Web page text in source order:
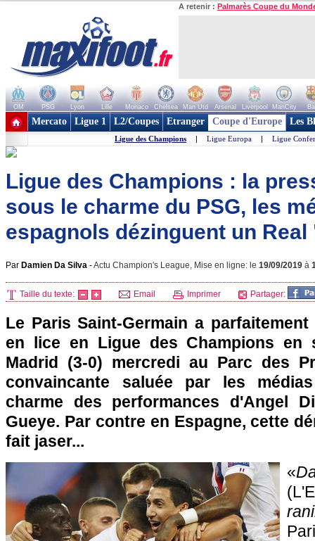
A retenir : Palmarès Coupe du
OM PSG Lyon Lille Monaco Chelsea Man Utd Arsenal Liverpool ManCity
+ de clubs
Mercato Ligue 1 L2/Coupes Etranger Coupe d'Europe Les
Ligue des Champions | Ligue Europa | Ligue
Ligue des Champions : la
sous le charme du PSG, les
espagnols dézinguent un
Par Damien Da Silva -Actu Champion's League, Mise en ligne: le 19/09/2019 à
Taille du texte: Email Imprimer Partager:
Le Paris Saint-Germain a
en lice en Ligue des Champions en
Madrid (3-0) mercredi au Parc des
convaincante saluée par les
charme des performances d'Angel
Gueye. Par contre en Espagne, cette
fait jaser...
«